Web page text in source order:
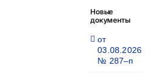
Новые
документы
от
03.08.2026
№ 287–п